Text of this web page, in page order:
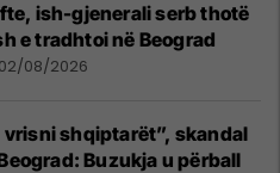
ish-gjenerali serb thotë
e tradhtoi në Beograd
02/08/2026
shqiptarët”, skandal
Buzukja u përball